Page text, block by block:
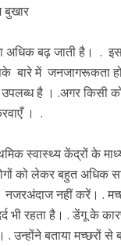
बुखार
अधिक बढ़ जाती है। .
बारे में जनजागरूकता
है । .अगर किसी को
। .
स्वास्थ्य केंद्रों के
को लेकर बहुत अधिक
नहीं करें। .
भी रहता है। . डेंगू के
बताया मच्छरों